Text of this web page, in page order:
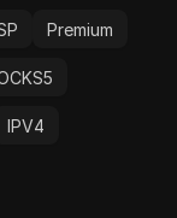
Premium
IPV4